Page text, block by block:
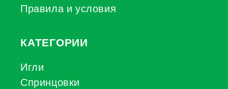
Правила и условия
КАТЕГОРИИ
Игли
Спринцовки